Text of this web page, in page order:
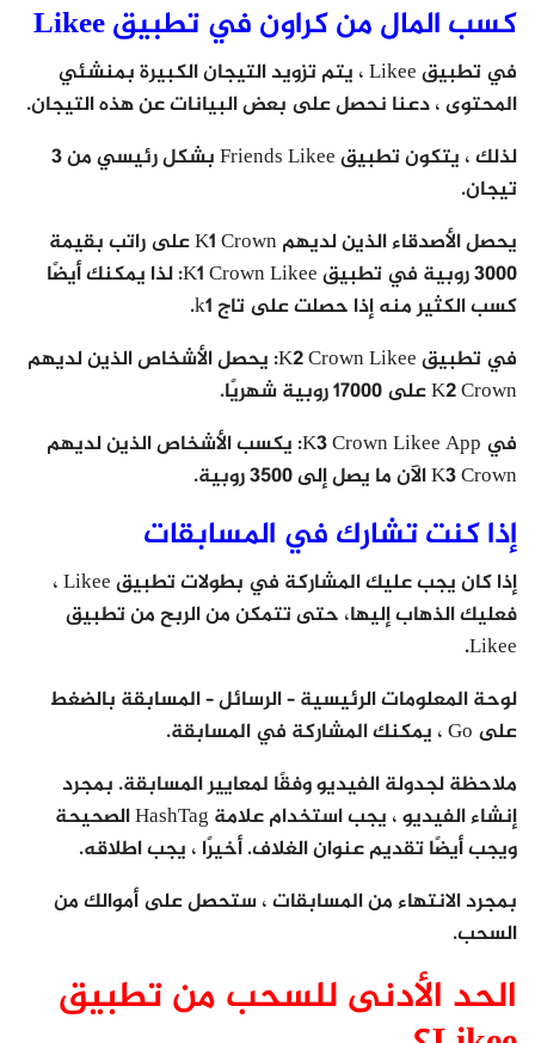
كسب المال من كراون في تطبيق Likee
في تطبيق Likee ، يتم تزويد التيجان الكبيرة بمنشئي
المحتوى ، دعنا نحصل على بعض البيانات عن هذه التيجان.
لذلك ، يتكون تطبيق Friends Likee بشكل رئيسي من 3
تيجان.
يحصل الأصدقاء الذين لديهم K1 Crown على راتب بقيمة
3000 روبية في تطبيق K1 Crown Likee: لذا يمكنك أيضًا
كسب الكثير منه إذا حصلت على تاج k1.
في تطبيق K2 Crown Likee: يحصل الأشخاص الذين لديهم
K2 Crown على 17000 روبية شهريًا.
في K3 Crown Likee App: يكسب الأشخاص الذين لديهم
K3 Crown الآن ما يصل إلى 3500 روبية.
إذا كنت تشارك في المسابقات
إذا كان يجب عليك المشاركة في بطولات تطبيق Likee ،
فعليك الذهاب إليها، حتى تتمكن من الربح من تطبيق
Likee.
لوحة المعلومات الرئيسية – الرسائل – المسابقة بالضغط
على Go ، يمكنك المشاركة في المسابقة.
ملاحظة لجدولة الفيديو وفقًا لمعايير المسابقة. بمجرد
إنشاء الفيديو ، يجب استخدام علامة HashTag الصحيحة
ويجب أيضًا تقديم عنوان الغلاف. أخيرًا ، يجب اطلاقه.
بمجرد الانتهاء من المسابقات ، ستحصل على أموالك من
السحب.
الحد الأدنى للسحب من تطبيق